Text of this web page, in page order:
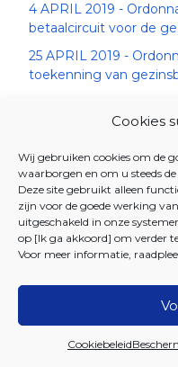
Cookies
Wij gebruiken cookies om de
waarborgen en om u steeds
Deze site gebruikt alleen
zijn voor de goede werking
uitgeschakeld in onze
op [Ik ga akkoord] om verder
Voor meer informatie,
Cookiebeleid
4 APRIL 2019 -
betaalcircuit voor de
25 APRIL 2019 -
toekenning van